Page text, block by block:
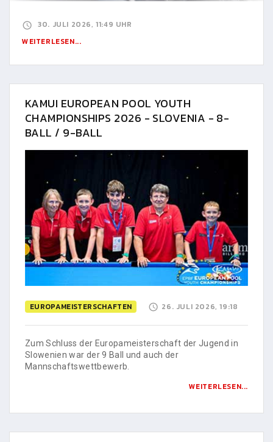
30. JULI 2026, 11:49 UHR
WEITERLESEN...
KAMUI EUROPEAN POOL YOUTH
CHAMPIONSHIPS 2026 - SLOVENIA - 8-
BALL / 9-BALL
EUROPAMEISTERSCHAFTEN 26. JULI 2026, 19:18
Zum Schluss der Europameisterschaft der Jugend in
Slowenien war der 9 Ball und auch der
Mannschaftswettbewerb.
WEITERLESEN...